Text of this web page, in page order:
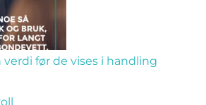
før de vises i handling